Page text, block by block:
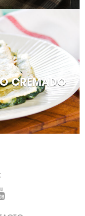
CREMADO